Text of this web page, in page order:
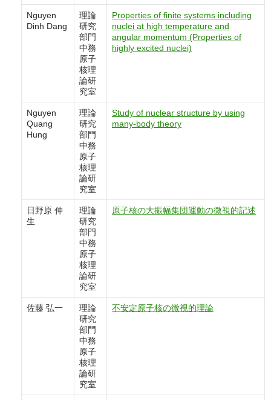
Nguyen
Dinh Dang
理論
研究
部門
中務
原子
核理
論研
究室
Properties of finite systems including
nuclei at high temperature and
angular momentum (Properties of
highly excited nuclei)
Nguyen
Quang
Hung
理論
研究
部門
中務
原子
核理
論研
究室
Study of nuclear structure by using
many-body theory
日野原 伸
生
理論
研究
部門
中務
原子
核理
論研
究室
原子核の大振幅集団運動の微視的記述
佐藤 弘一
理論
研究
部門
中務
原子
核理
論研
究室
不安定原子核の微視的理論